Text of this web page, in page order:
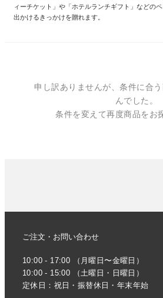
ィーチケット」や「ホテルランチギフト」などの
出かけるきっかけを贈れます。
申し訳ありませんが、条件に合
んでした。
条件を変えて再度商品をお
ご注文・お問い合わせ
10:00 - 17:00 （月曜日〜金曜日）
10:00 - 15:00 （土曜日・日曜日）
定休日：祝日・振替休日・年末年始